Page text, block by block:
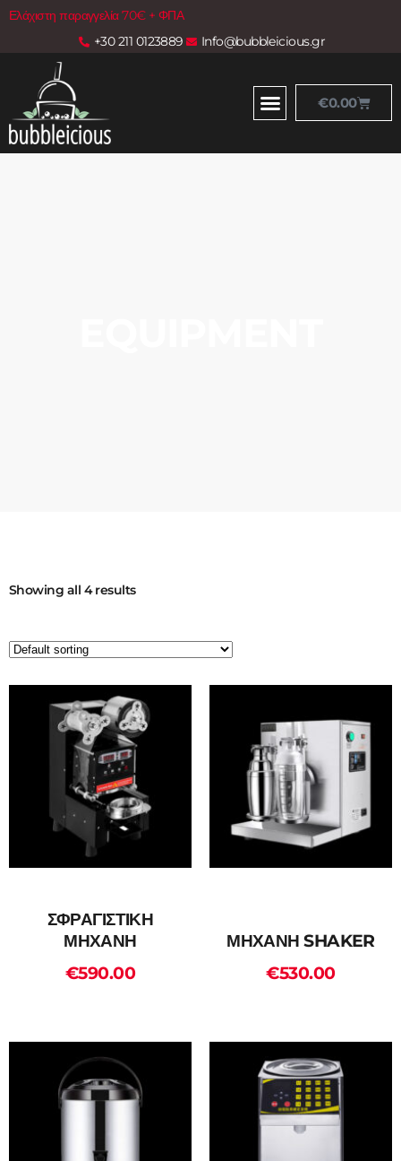
Ελάχιστη παραγγελία 70€ + ΦΠΑ
+30 211 0123889
Info@bubbleicious.gr
€0.00
Showing all 4 results
ADD TO CART
ΣΦΡΑΓΙΣΤΙΚΗ
ΜΗΧΑΝΗ
€590.00
ADD TO CART
ΜΗΧΑΝΗ SHAKER
€530.00